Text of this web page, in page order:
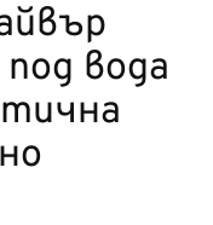
вода